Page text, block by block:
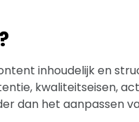
inhoudelijk en
kwaliteitseisen,
dan het aanpassen